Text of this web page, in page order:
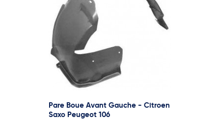
Pare Boue Avant Gauche - Citroen
Saxo Peugeot 106